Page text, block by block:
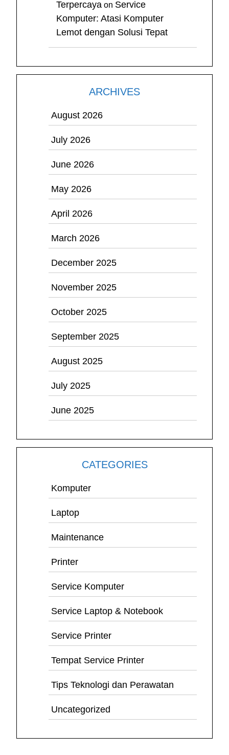
Terpercaya on Service
Komputer: Atasi Komputer
Lemot dengan Solusi Tepat
ARCHIVES
August 2026
July 2026
June 2026
May 2026
April 2026
March 2026
December 2025
November 2025
October 2025
September 2025
August 2025
July 2025
June 2025
CATEGORIES
Komputer
Laptop
Maintenance
Printer
Service Komputer
Service Laptop & Notebook
Service Printer
Tempat Service Printer
Tips Teknologi dan Perawatan
Uncategorized